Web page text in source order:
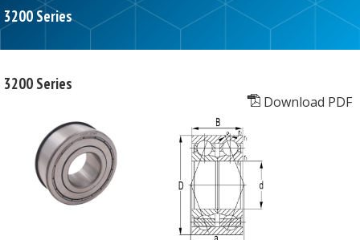
3200 Series
3200 Series
Download PDF